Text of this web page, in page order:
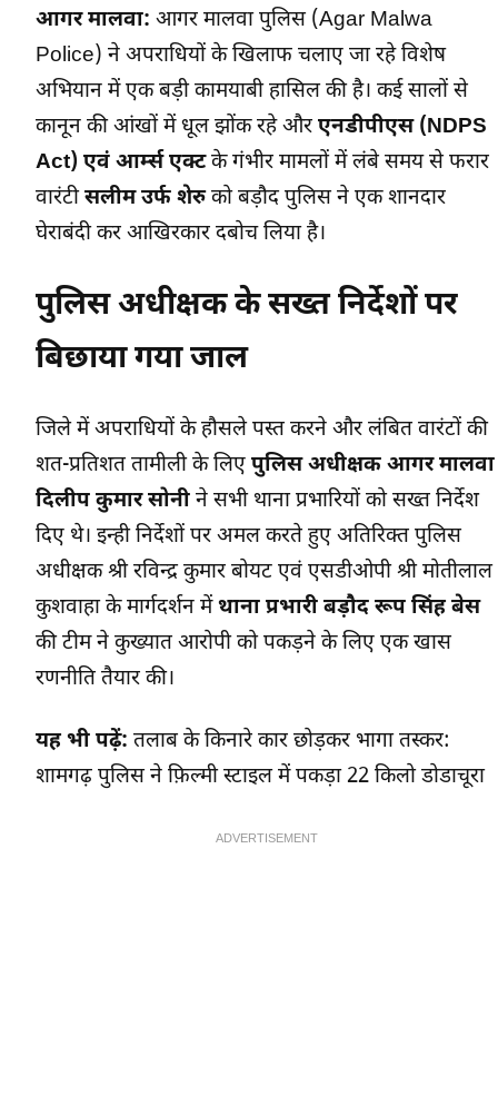
आगर मालवा: आगर मालवा पुलिस (Agar Malwa
Police) ने अपराधियों के खिलाफ चलाए जा रहे विशेष
अभियान में एक बड़ी कामयाबी हासिल की है। कई सालों से
कानून की आंखों में धूल झोंक रहे और एनडीपीएस (NDPS
Act) एवं आर्म्स एक्टके गंभीर मामलों में लंबे समय से फरार
वारंटीसलीम उर्फ शेरुको बड़ौद पुलिस ने एक शानदार
घेराबंदी कर आखिरकार दबोच लिया है।
पुलिस अधीक्षक के सख्त निर्देशों पर
बिछाया गया जाल
जिले में अपराधियों के हौसले पस्त करने और लंबित वारंटों की
शत-प्रतिशत तामीली के लिए पुलिस अधीक्षक आगर मालवा
दिलीप कुमार सोनी ने सभी थाना प्रभारियों को सख्त निर्देश
दिए थे। इन्ही निर्देशों पर अमल करते हुए अतिरिक्त पुलिस
अधीक्षक श्री रविन्द्र कुमार बोयट एवं एसडीओपी श्री मोतीलाल
कुशवाहा के मार्गदर्शन मेंथाना प्रभारी बड़ौद रूप सिंह बेस
की टीम ने कुख्यात आरोपी को पकड़ने के लिए एक खास
रणनीति तैयार की।
यह भी पढ़ें: तलाब के किनारे कार छोड़कर भागा तस्कर:
शामगढ़ पुलिस ने फ़िल्मी स्टाइल में पकड़ा 22 किलो डोडाचूरा
ADVERTISEMENT